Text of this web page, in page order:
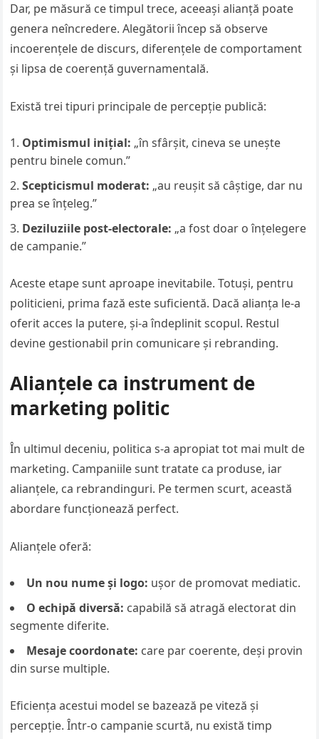
Dar, pe măsură ce timpul trece, aceeași alianță poate
genera neîncredere. Alegătorii încep să observe
incoerențele de discurs, diferențele de comportament
și lipsa de coerență guvernamentală.
Există trei tipuri principale de percepție publică:
Optimismul inițial: „în sfârșit, cineva se unește
pentru binele comun.”
Scepticismul moderat: „au reușit să câștige, dar nu
prea se înțeleg.”
Deziluziile post-electorale: „a fost doar o înțelegere
de campanie.”
Aceste etape sunt aproape inevitabile. Totuși, pentru
politicieni, prima fază este suficientă. Dacă alianța le-a
oferit acces la putere, și-a îndeplinit scopul. Restul
devine gestionabil prin comunicare și rebranding.
Alianțele ca instrument de
marketing politic
În ultimul deceniu, politica s-a apropiat tot mai mult de
marketing. Campaniile sunt tratate ca produse, iar
alianțele, ca rebrandinguri. Pe termen scurt, această
abordare funcționează perfect.
Alianțele oferă:
Un nou nume și logo: ușor de promovat mediatic.
O echipă diversă: capabilă să atragă electorat din
segmente diferite.
Mesaje coordonate: care par coerente, deși provin
din surse multiple.
Eficiența acestui model se bazează pe viteză și
percepție. Într-o campanie scurtă, nu există timp